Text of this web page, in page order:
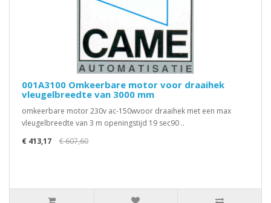
001A3100 Omkeerbare motor voor draaihek
vleugelbreedte van 3000 mm
omkeerbare motor 230v ac-150wvoor draaihek met een max
vleugelbreedte van 3 m openingstijd 19 sec90 ..
€ 413,17
€ 607,60